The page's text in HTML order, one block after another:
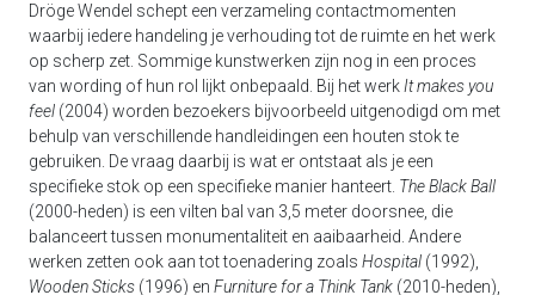
Dröge Wendel schept een verzameling contactmomenten
waarbij iedere handeling je verhouding tot de ruimte en het werk
op scherp zet. Sommige kunstwerken zijn nog in een proces
van wording of hun rol lijkt onbepaald. Bij het werkIt makes you
feel (2004) worden bezoekers bijvoorbeeld uitgenodigd om met
behulp van verschillende handleidingen een houten stok te
gebruiken. De vraag daarbij is wat er ontstaat als je een
specifieke stok op een specifieke manier hanteert. The Black Ball
(2000-heden) is een vilten bal van 3,5 meter doorsnee, die
balanceert tussen monumentaliteit en aaibaarheid. Andere
werken zetten ook aan tot toenadering zoals Hospital (1992),
Wooden Sticks (1996) en Furniture for a Think Tank (2010-heden),